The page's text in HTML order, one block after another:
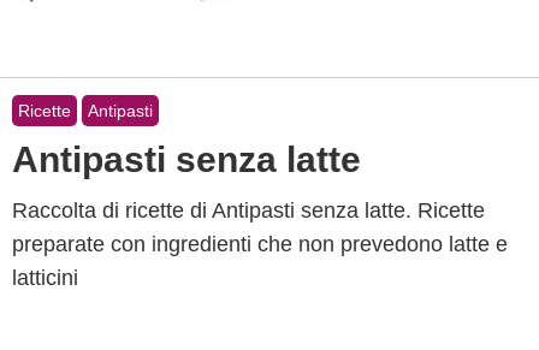
Ricette Antipasti
Antipasti senza latte
Raccolta di ricette di Antipasti senza latte. Ricette
preparate con ingredienti che non prevedono latte e
latticini